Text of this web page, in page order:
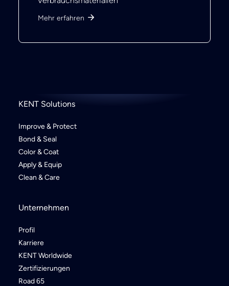
Mehr erfahren
KENT Solutions
Improve & Protect
Bond & Seal
Color & Coat
Apply & Equip
Clean & Care
Unternehmen
Profil
Karriere
KENT Worldwide
Zertifizierungen
Road 65